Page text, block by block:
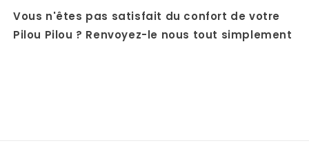
Vous n'êtes pas satisfait du confort de votre
Pilou Pilou ? Renvoyez-le nous tout simplement